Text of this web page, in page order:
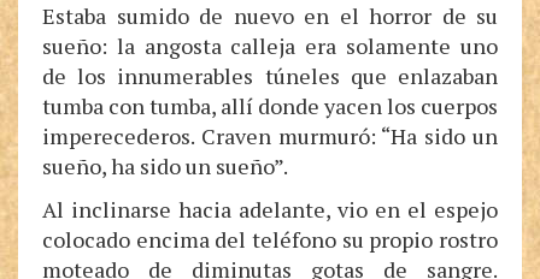
Estaba sumido de nuevo en el horror de su
sueño: la angosta calleja era solamente uno
de los innumerables túneles que enlazaban
tumba con tumba, allí donde yacen los cuerpos
imperecederos. Craven murmuró: “Ha sido un
sueño, ha sido un sueño”.
Al inclinarse hacia adelante, vio en el espejo
colocado encima del teléfono su propio rostro
moteado de diminutas gotas de sangre.